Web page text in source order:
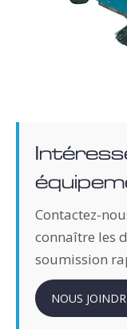
Contactez-
connaître les
soumission
NOUS